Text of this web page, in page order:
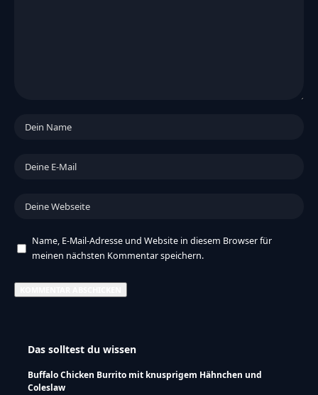
Name, E-Mail-Adresse und Website in diesem Browser für
meinen nächsten Kommentar speichern.
Das solltest du wissen
Buffalo Chicken Burrito mit knusprigem Hähnchen und
Coleslaw